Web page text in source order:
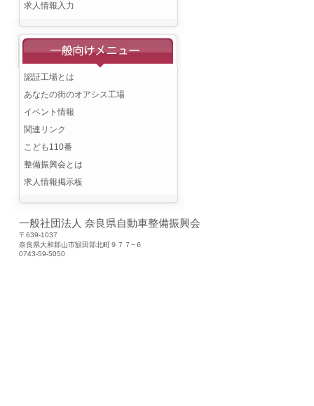
求人情報入力
認証工場とは
あなたの街のオアシス工場
イベント情報
関連リンク
こども110番
整備振興会とは
求人情報掲示板
一般社団法人 奈良県自動車整備振興会
〒639-1037
奈良県大和郡山市額田部北町９７７−６
0743-59-5050